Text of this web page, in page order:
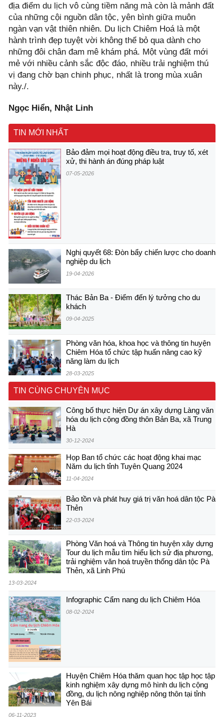
địa điểm du lịch vô cùng tiềm năng mà còn là mảnh đất
của những cội nguồn dân tộc, yên bình giữa muôn
ngàn vạn vật thiên nhiên. Du lịch Chiêm Hoá là một
hành trình đẹp tuyệt vời không thể bỏ qua dành cho
những đôi chân đam mê khám phá. Một vùng đất mới
mẻ với nhiều cảnh sắc độc đáo, nhiều trải nghiệm thú
vị đang chờ bạn chinh phục, nhất là trong mùa xuân
này./.
Ngọc Hiển, Nhật Linh
TIN MỚI NHẤT
Bảo đảm mọi hoạt động điều tra, truy tố, xét
xử, thi hành án đúng pháp luật
07-05-2026
Nghị quyết 68: Đòn bẩy chiến lược cho doanh
nghiệp du lịch
19-04-2026
Thác Bản Ba - Điểm đến lý tưởng cho du
khách
09-04-2025
Phòng văn hóa, khoa học và thông tin huyện
Chiêm Hóa tổ chức tập huấn nâng cao kỹ
năng làm du lịch
28-03-2025
TIN CÙNG CHUYÊN MỤC
Công bố thực hiện Dự án xây dựng Làng văn
hóa du lịch cộng đồng thôn Bản Ba, xã Trung
Hà
30-12-2024
Họp Ban tổ chức các hoạt động khai mạc
Năm du lịch tỉnh Tuyên Quang 2024
11-04-2024
Bảo tồn và phát huy giá trị văn hoá dân tộc Pà
Thẻn
22-03-2024
Phòng Văn hoá và Thông tin huyện xây dựng
Tour du lịch mẫu tìm hiểu lịch sử địa phương,
trải nghiệm văn hoá truyền thống dân tộc Pà
Thẻn, xã Linh Phú
13-03-2024
Infographic Cẩm nang du lịch Chiêm Hóa
08-02-2024
Huyện Chiêm Hóa thăm quan học tập học tập
kinh nghiệm xây dựng mô hình du lịch cộng
đồng, du lịch nông nghiệp nông thôn tại tỉnh
Yên Bái
06-11-2023